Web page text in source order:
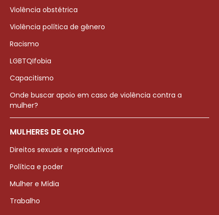
Violência obstétrica
Violência política de gênero
Racismo
LGBTQIfobia
Capacitismo
Onde buscar apoio em caso de violência contra a
mulher?
MULHERES DE OLHO
Direitos sexuais e reprodutivos
Política e poder
Mulher e Mídia
Trabalho